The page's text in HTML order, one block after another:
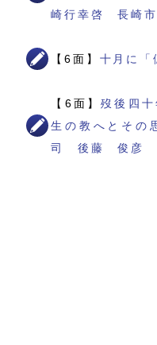
崎行幸啓 長崎市
【6面】 十月に
【6面】歿後四
生の教へとその
司 後藤 俊彦